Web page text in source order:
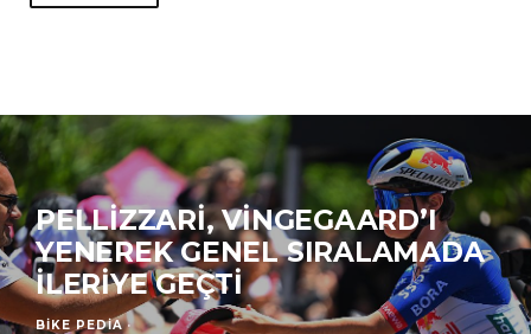
PELLIZZARI, VINGEGAARD’I
YENEREK GENEL SIRALAMADA
İLERIYE GEÇTI
BIKE PEDIA ·